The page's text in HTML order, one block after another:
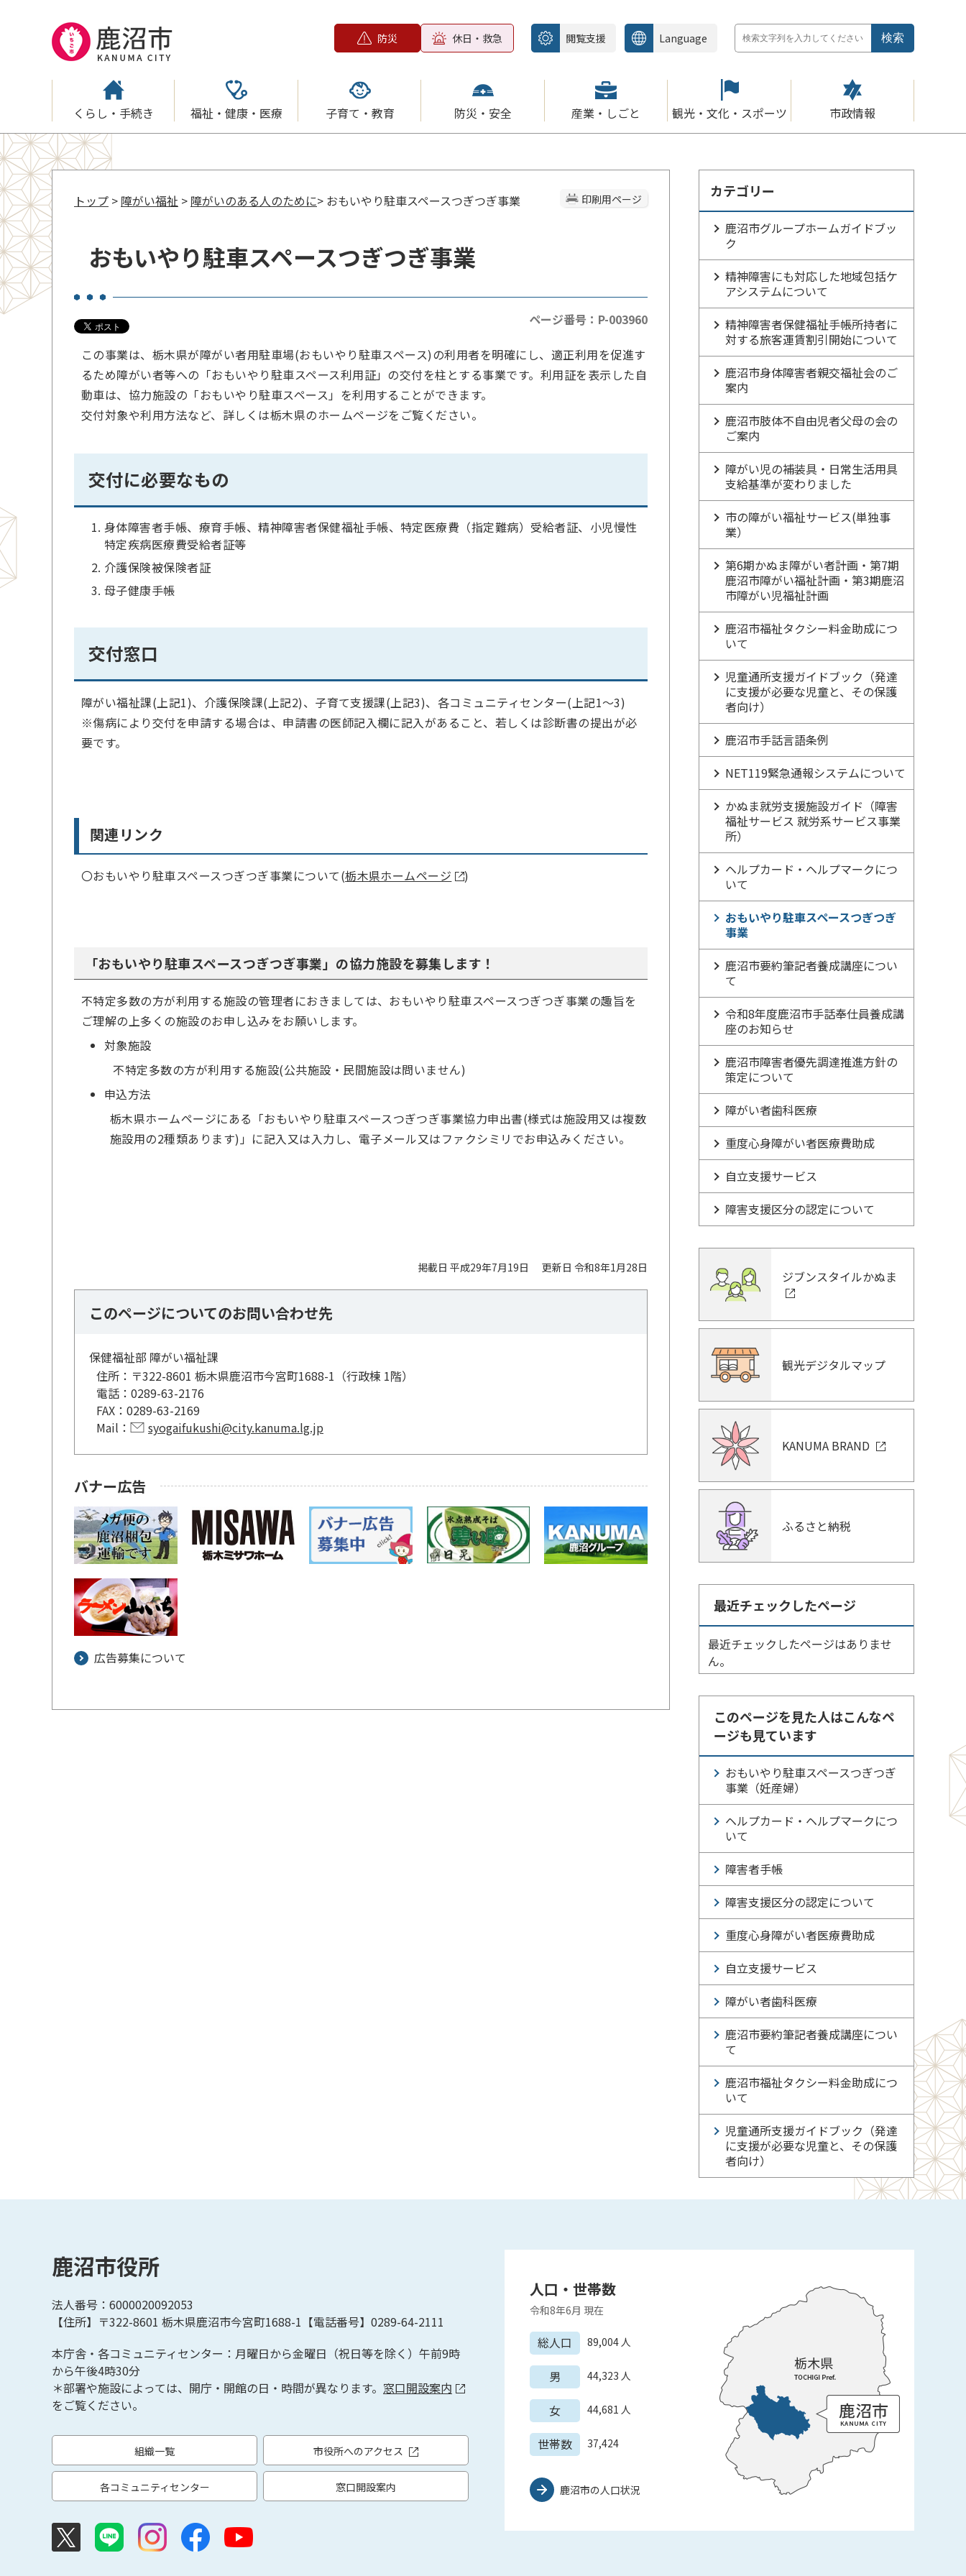
防災 休日・救急 閲覧支援 Language
くらし・手続き 福祉・健康・医療 子育て・教育 防災・安全 産業・しごと 観光・文化・スポーツ 市政情報
印刷用ページ
トップ > 障がい福祉 > 障がいのある人のために> おもいやり駐車スペースつぎつぎ事業
おもいやり駐車スペースつぎつぎ事業
ページ番号：P-003960
この事業は、栃木県が障がい者用駐車場(おもいやり駐車スペース)の利用者を明確にし、適正利用を促進す
るため障がい者等への「おもいやり駐車スペース利用証」の交付を柱とする事業です。利用証を表示した自
動車は、協力施設の「おもいやり駐車スペース」を利用することができます。
交付対象や利用方法など、詳しくは栃木県のホームページをご覧ください。
交付に必要なもの
身体障害者手帳、療育手帳、精神障害者保健福祉手帳、特定医療費（指定難病）受給者証、小児慢性
特定疾病医療費受給者証等
介護保険被保険者証
母子健康手帳
交付窓口
障がい福祉課(上記1)、介護保険課(上記2)、子育て支援課(上記3)、各コミュニティセンター(上記1～3)
※傷病により交付を申請する場合は、申請書の医師記入欄に記入があること、若しくは診断書の提出が必
要です。
関連リンク
〇おもいやり駐車スペースつぎつぎ事業について(栃木県ホームページ )
「おもいやり駐車スペースつぎつぎ事業」の協力施設を募集します！
不特定多数の方が利用する施設の管理者におきましては、おもいやり駐車スペースつぎつぎ事業の趣旨を
ご理解の上多くの施設のお申し込みをお願いします。
対象施設
不特定多数の方が利用する施設(公共施設・民間施設は問いません)
申込方法
栃木県ホームページにある「おもいやり駐車スペースつぎつぎ事業協力申出書(様式は施設用又は複数
施設用の2種類あります)」に記入又は入力し、電子メール又はファクシミリでお申込みください。
掲載日 平成29年7月19日 更新日 令和8年1月28日
このページについてのお問い合わせ先
保健福祉部 障がい福祉課
住所： 〒322-8601 栃木県鹿沼市今宮町1688-1（行政棟 1階）
電話： 0289-63-2176
FAX： 0289-63-2169
Mail：
syogaifukushi@city.kanuma.lg.jp
バナー広告
広告募集について
カテゴリー
鹿沼市グループホームガイドブッ
ク
精神障害にも対応した地域包括ケ
アシステムについて
精神障害者保健福祉手帳所持者に
対する旅客運賃割引開始について
鹿沼市身体障害者親交福祉会のご
案内
鹿沼市肢体不自由児者父母の会の
ご案内
障がい児の補装具・日常生活用具
支給基準が変わりました
市の障がい福祉サービス(単独事
業）
第6期かぬま障がい者計画・第7期
鹿沼市障がい福祉計画・第3期鹿沼
市障がい児福祉計画
鹿沼市福祉タクシー料金助成につ
いて
児童通所支援ガイドブック（発達
に支援が必要な児童と、その保護
者向け）
鹿沼市手話言語条例
NET119緊急通報システムについて
かぬま就労支援施設ガイド（障害
福祉サービス 就労系サービス事業
所）
ヘルプカード・ヘルプマークにつ
いて
おもいやり駐車スペースつぎつぎ
事業
鹿沼市要約筆記者養成講座につい
て
令和8年度鹿沼市手話奉仕員養成講
座のお知らせ
鹿沼市障害者優先調達推進方針の
策定について
障がい者歯科医療
重度心身障がい者医療費助成
自立支援サービス
障害支援区分の認定について
ジブンスタイルかぬま
観光デジタルマップ
KANUMA BRAND
ふるさと納税
最近チェックしたページ
最近チェックしたページはありませ
ん。
このページを見た人はこんなペ
ージも見ています
おもいやり駐車スペースつぎつぎ
事業（妊産婦）
ヘルプカード・ヘルプマークにつ
いて
障害者手帳
障害支援区分の認定について
重度心身障がい者医療費助成
自立支援サービス
障がい者歯科医療
鹿沼市要約筆記者養成講座につい
て
鹿沼市福祉タクシー料金助成につ
いて
児童通所支援ガイドブック（発達
に支援が必要な児童と、その保護
者向け）
鹿沼市役所
法人番号：6000020092053
【住所】〒322-8601 栃木県鹿沼市今宮町1688-1【電話番号】0289-64-2111
本庁舎・各コミュニティセンター：月曜日から金曜日（祝日等を除く）午前9時
から午後4時30分
＊部署や施設によっては、開庁・開館の日・時間が異なります。 窓口開設案内
をご覧ください。
組織一覧 市役所へのアクセス
各コミュニティセンター 窓口開設案内
人口・世帯数
令和8年6月 現在
総人口 89,004人
男 44,323 人
女 44,681 人
世帯数 37,424
鹿沼市の人口状況